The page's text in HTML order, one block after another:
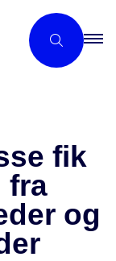
fik
fra
og